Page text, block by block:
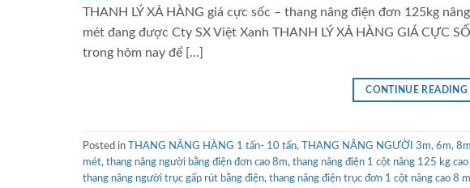
THANH LÝ XẢ HÀNG giá cực sốc – thang nâng điện đơn 125kg
mét đang được Cty SX Việt Xanh THANH LÝ XẢ HÀNG GIÁ CỰC
trong hôm nay để […]
CONTINUE READING
Posted in THANG NÂNG HÀNG 1 tấn- 10 tấn, THANG NÂNG NGƯỜI 3m, 6m,
mét, thang nâng người bằng điện đơn cao 8m, thang nâng điện 1 cột nâng 125 kg cao
thang nâng người trục gấp rút bằng điện, thang nâng điện trục đơn 1 cột nâng cao 8